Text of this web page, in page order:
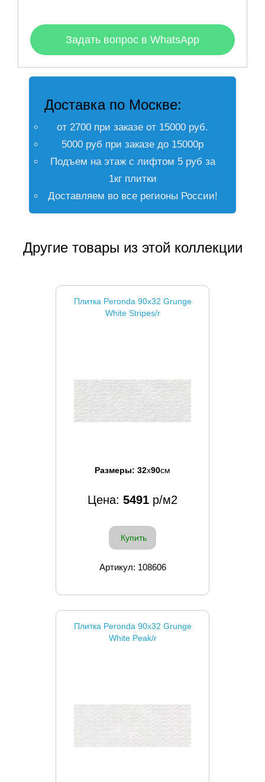
Задать вопрос в WhatsApp
Доставка по Москве:
от 2700 при заказе от 15000 руб.
5000 руб при заказе до 15000р
Подъем на этаж с лифтом 5 руб за
1кг плитки
Доставляем во все регионы России!
Другие товары из этой коллекции
Плитка Peronda 90x32 Grunge
White Stripes/r
Размеры: 32x90см
Цена: 5491 р/м2
Купить
Артикул: 108606
Плитка Peronda 90x32 Grunge
White Peak/r